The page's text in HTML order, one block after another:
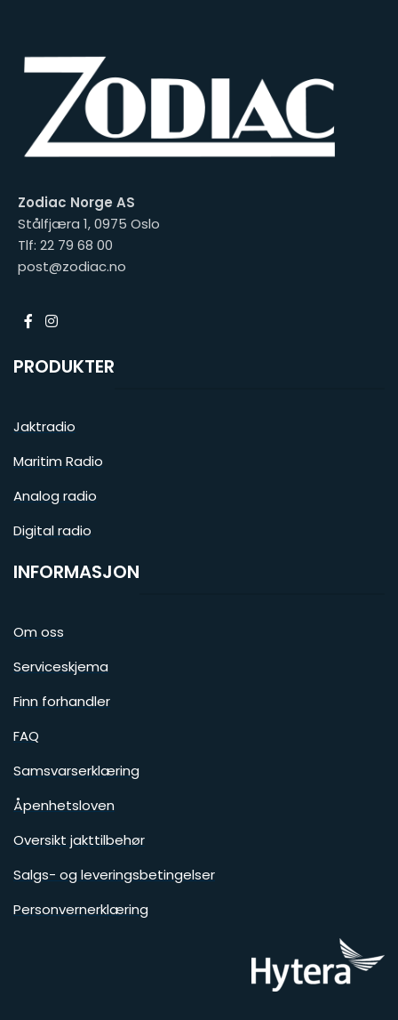
Zodiac Norge AS
Stålfjæra 1, 0975 Oslo
Tlf: 22 79 68 00
post@zodiac.no
PRODUKTER
Jaktradio
Maritim Radio
Analog radio
Digital radio
INFORMASJON
Om oss
Serviceskjema
Finn forhandler
FAQ
Samsvarserklæring
Åpenhetsloven
Oversikt jakttilbehør
Salgs- og leveringsbetingelser
Personvernerklæring